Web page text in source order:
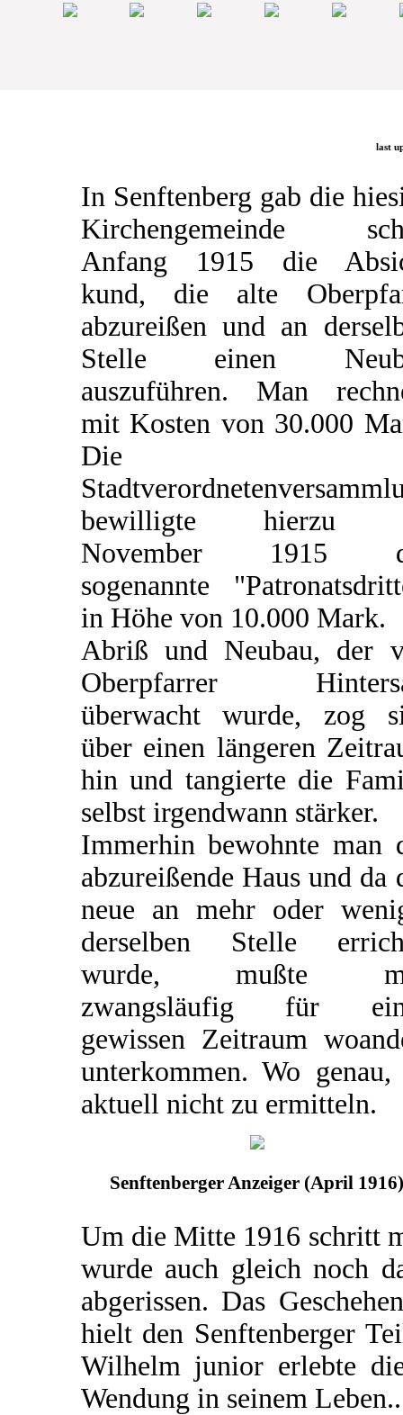
last
In Senftenberg gab die
Kirchengemeinde
Anfang 1915 die
kund, die alte
abzureißen und an
Stelle einen
auszuführen. Man
mit Kosten von 30.000
Die
bewilligte hierzu
November 1915
sogenannte
in Höhe von 10.000 Mark.
Abriß und Neubau, der
Oberpfarrer
überwacht wurde, zog
über einen längeren
hin und tangierte die
selbst irgendwann stärker.
Immerhin bewohnte man
abzureißende Haus und da
neue an mehr oder
derselben Stelle
wurde, mußte
zwangsläufig für
gewissen Zeitraum
unterkommen. Wo
aktuell nicht zu ermitteln.
Senftenberger Anzeiger (April 1916)
Um die Mitte 1916 schritt
wurde auch gleich noch
abgerissen. Das
hielt den Senftenberger
Wilhelm junior erlebte
Wendung in seinem